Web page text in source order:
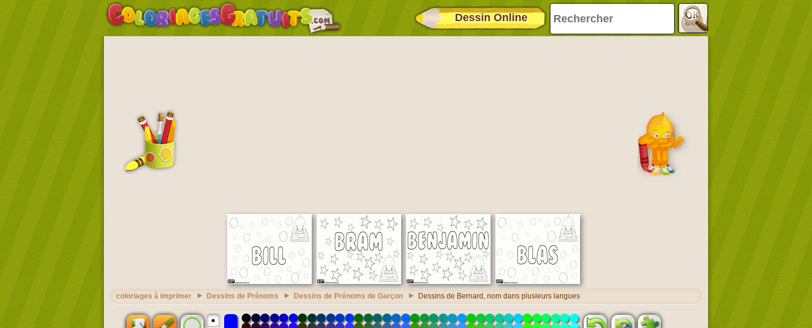
Dessin Online
coloriages à imprimer Dessins de Prénoms Dessins de Prénoms de Garçon Dessins de Bernard, nom dans plusieurs langues